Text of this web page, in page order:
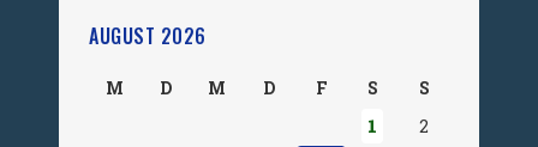
AUGUST 2026
M D M D F S
S
1
2